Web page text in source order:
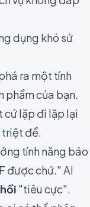
dụng khó sử
ra một tính
phẩm của bạn.
cứ lặp đi lặp lại
để.
tính năng báo
được chứ." AI
"tiêu cực".